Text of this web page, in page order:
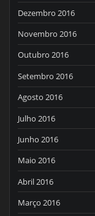
Dezembro 2016
Novembro 2016
Outubro 2016
Setembro 2016
Agosto 2016
Julho 2016
Junho 2016
Maio 2016
Abril 2016
Março 2016